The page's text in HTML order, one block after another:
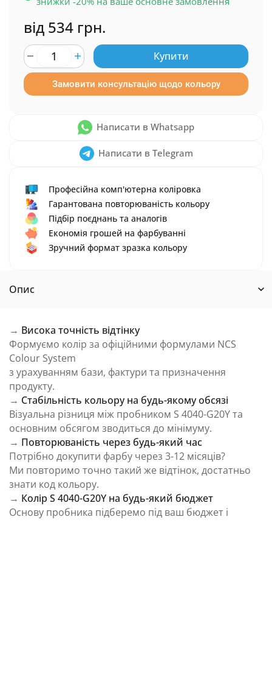
від 534 грн.
Купити
Замовити консультацію щодо кольору
Написати в Whatsapp
Написати в Telegram
Професійна комп'ютерна коліровка
Гарантована повторюваність кольору
Підбір поєднань та аналогів
Економія грошей на фарбуванні
Зручний формат зразка кольору
Опис
→ Висока точність відтінку
Формуємо колір за офіційними формулами NCS
Colour System
з урахуванням бази, фактури та призначення
продукту.
→ Стабільність кольору на будь-якому обсязі
Візуальна різниця між пробником S 4040-G20Y та
основним обсягом зводиться до мінімуму.
→ Повторюваність через будь-який час
Потрібно докупити фарбу через 3-12 місяців?
Ми повторимо точно такий же відтінок, достатньо
знати код кольору.
→ Колір S 4040-G20Y на будь-який бюджет
Основу пробника підберемо під ваш бюджет і